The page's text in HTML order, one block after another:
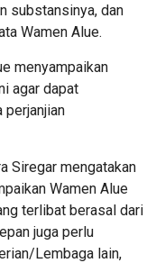
substansinya, dan
Wamen Alue.
menyampaikan
agar dapat
perjanjian
Siregar mengatakan
Wamen Alue
terlibat berasal dari
juga perlu
Lembaga lain,